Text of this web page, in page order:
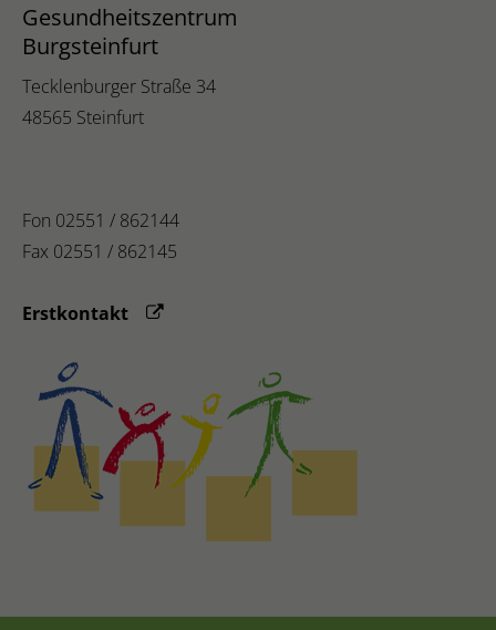
Gesundheitszentrum
Burgsteinfurt
Tecklenburger Straße 34
48565 Steinfurt
Fon 02551 / 862144
Fax 02551 / 862145
Erstkontakt